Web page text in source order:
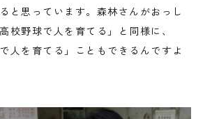
と思っています。森林さんがおっし
校野球で人を育てる」と同様に、
人を育てる」こともできるんですよ